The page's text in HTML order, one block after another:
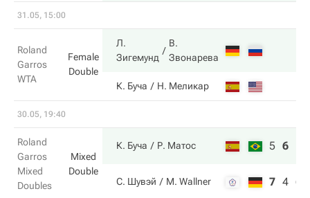
31.05, 15:00
Roland
Garros
WTA
Female
Double
Л.
Зигемунд
В.
Звонарева
К. Буча Н. Меликар
30.05, 19:40
Roland
Garros
Mixed
Doubles
Mixed
Double
К. Буча Р. Матос 5 6
С. Шувэй M. Wallner 7 4 6